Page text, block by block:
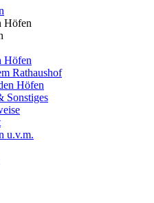
Höfen
Höfen
Rathaushof
Höfen
Sonstiges
u.v.m.